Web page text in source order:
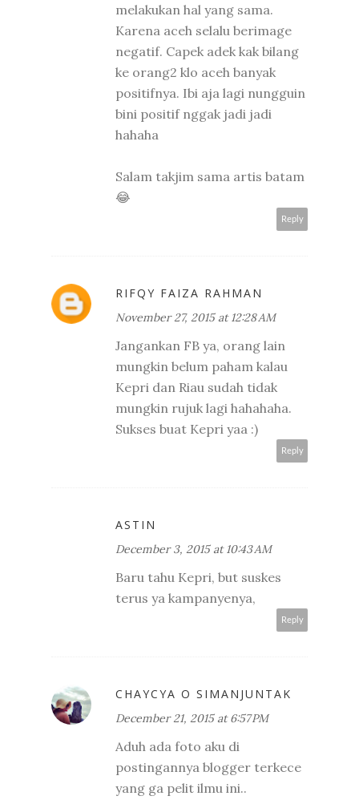
melakukan hal yang sama.
Karena aceh selalu berimage
negatif. Capek adek kak bilang
ke orang2 klo aceh banyak
positifnya. Ibi aja lagi nungguin
bini positif nggak jadi jadi
hahaha
Salam takjim sama artis batam
😂
Reply
RIFQY FAIZA RAHMAN
November 27, 2015 at 12:28 AM
Jangankan FB ya, orang lain
mungkin belum paham kalau
Kepri dan Riau sudah tidak
mungkin rujuk lagi hahahaha.
Sukses buat Kepri yaa :)
Reply
ASTIN
December 3, 2015 at 10:43 AM
Baru tahu Kepri, but suskes
terus ya kampanyenya,
Reply
CHAYCYA O SIMANJUNTAK
December 21, 2015 at 6:57 PM
Aduh ada foto aku di
postingannya blogger terkece
yang ga pelit ilmu ini..